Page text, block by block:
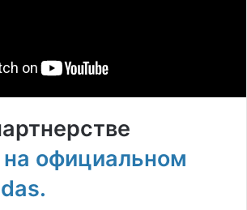
на официальном